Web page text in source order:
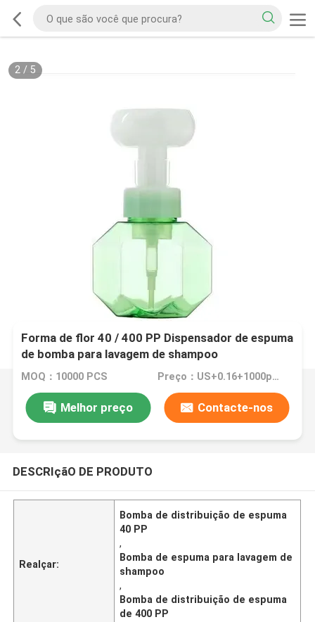
2/ 5
Forma de flor 40 / 400 PP Dispensador de espuma
de bomba para lavagem de shampoo
MOQ：10000 PCS Preço：US+0.16+1000pcs
Melhor preço Contacte-nos
DESCRIçãO DE PRODUTO
Realçar:
Bomba de distribuição de espuma
40 PP
,
Bomba de espuma para lavagem de
shampoo
,
Bomba de distribuição de espuma
de 400 PP